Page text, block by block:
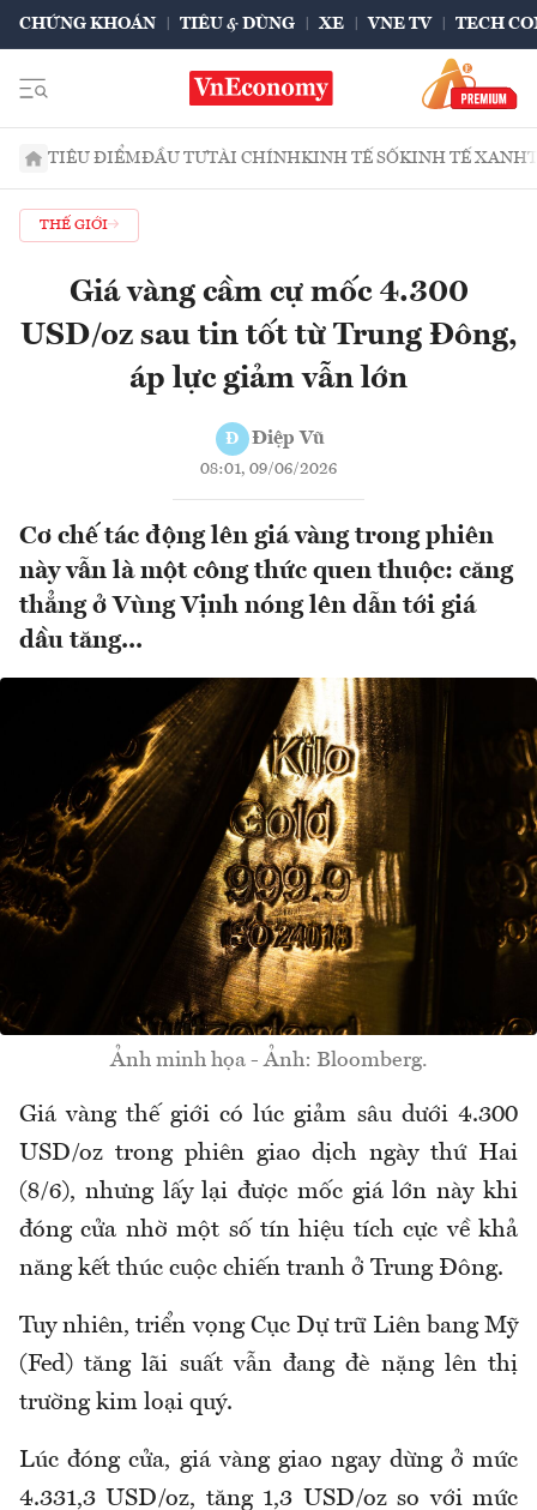
CHỨNG KHOÁN TIÊU & DÙNG XE VNE TV TECH
TIÊU ĐIỂMĐẦU TƯTÀI CHÍNHKINH TẾ SỐKINH TẾ XANH
THẾ GIỚI
Giá vàng cầm cự mốc 4.300
USD/oz sau tin tốt từ Trung Đông,
áp lực giảm vẫn lớn
Đ Điệp Vũ
08:01, 09/06/2026
Cơ chế tác động lên giá vàng trong phiên
này vẫn là một công thức quen thuộc: căng
thẳng ở Vùng Vịnh nóng lên dẫn tới giá
dầu tăng...
Ảnh minh họa - Ảnh: Bloomberg.
Giá vàng thế giới có lúc giảm sâu dưới 4.300
USD/oz trong phiên giao dịch ngày thứ Hai
(8/6), nhưng lấy lại được mốc giá lớn này khi
đóng cửa nhờ một số tín hiệu tích cực về khả
năng kết thúc cuộc chiến tranh ở Trung Đông.
Tuy nhiên, triển vọng Cục Dự trữ Liên bang Mỹ
(Fed) tăng lãi suất vẫn đang đè nặng lên thị
trường kim loại quý.
Lúc đóng cửa, giá vàng giao ngay dừng ở mức
4.331,3 USD/oz, tăng 1,3 USD/oz so với mức